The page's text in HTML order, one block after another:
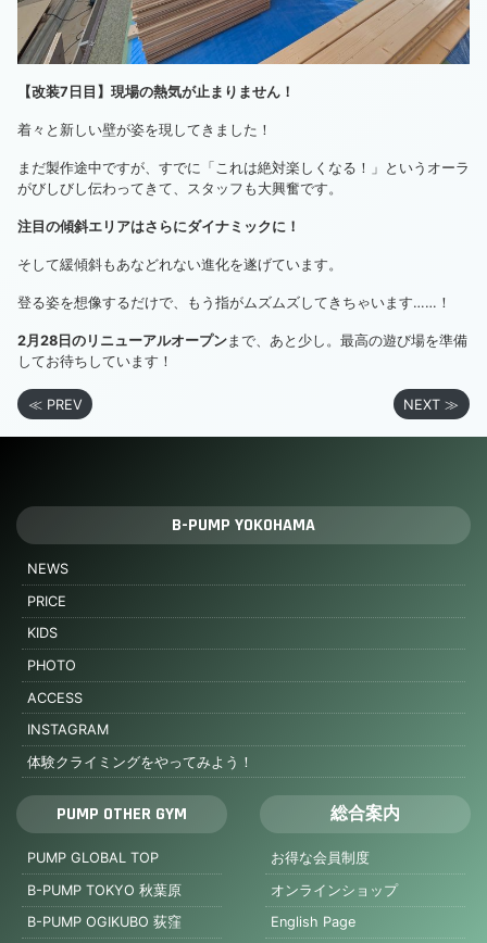
【改装7日目】現場の熱気が止まりません！
着々と新しい壁が姿を現してきました！
まだ製作途中ですが、すでに「これは絶対楽しくなる！」というオーラ
がびしびし伝わってきて、スタッフも大興奮です。
注目の傾斜エリアはさらにダイナミックに！
そして緩傾斜もあなどれない進化を遂げています。
登る姿を想像するだけで、もう指がムズムズしてきちゃいます……！
2月28日のリニューアルオープン まで、あと少し。最高の遊び場を準備
してお待ちしています！
≪ PREV NEXT ≫
B-PUMP YOKOHAMA
NEWS
PRICE
KIDS
PHOTO
ACCESS
INSTAGRAM
体験クライミングをやってみよう！
PUMP OTHER GYM
PUMP GLOBAL TOP
B-PUMP TOKYO 秋葉原
B-PUMP OGIKUBO 荻窪
総合案内
お得な会員制度
オンラインショップ
English Page